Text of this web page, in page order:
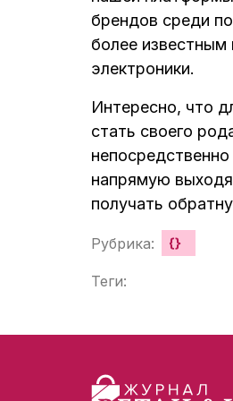
брендов среди
более
электроники.
Интересно, что
стать своего
напрямую
получать
Рубрика: {}
Теги: